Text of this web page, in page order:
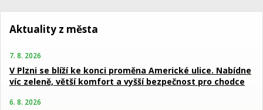
Aktuality z města
7. 8. 2026
V Plzni se blíží ke konci proměna Americké ulice. Nabídne
víc zeleně, větší komfort a vyšší bezpečnost pro chodce
6. 8. 2026